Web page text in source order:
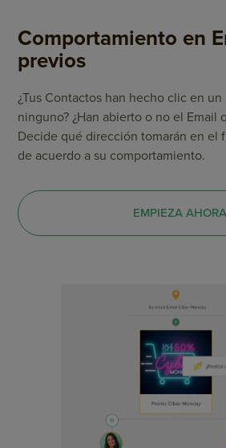
Comportamiento en
previos
¿Tus Contactos han hecho clic en
ninguno? ¿Han abierto o no el Email
Decide qué dirección tomarán en el
de acuerdo a su comportamiento.
EMPIEZA AHORA